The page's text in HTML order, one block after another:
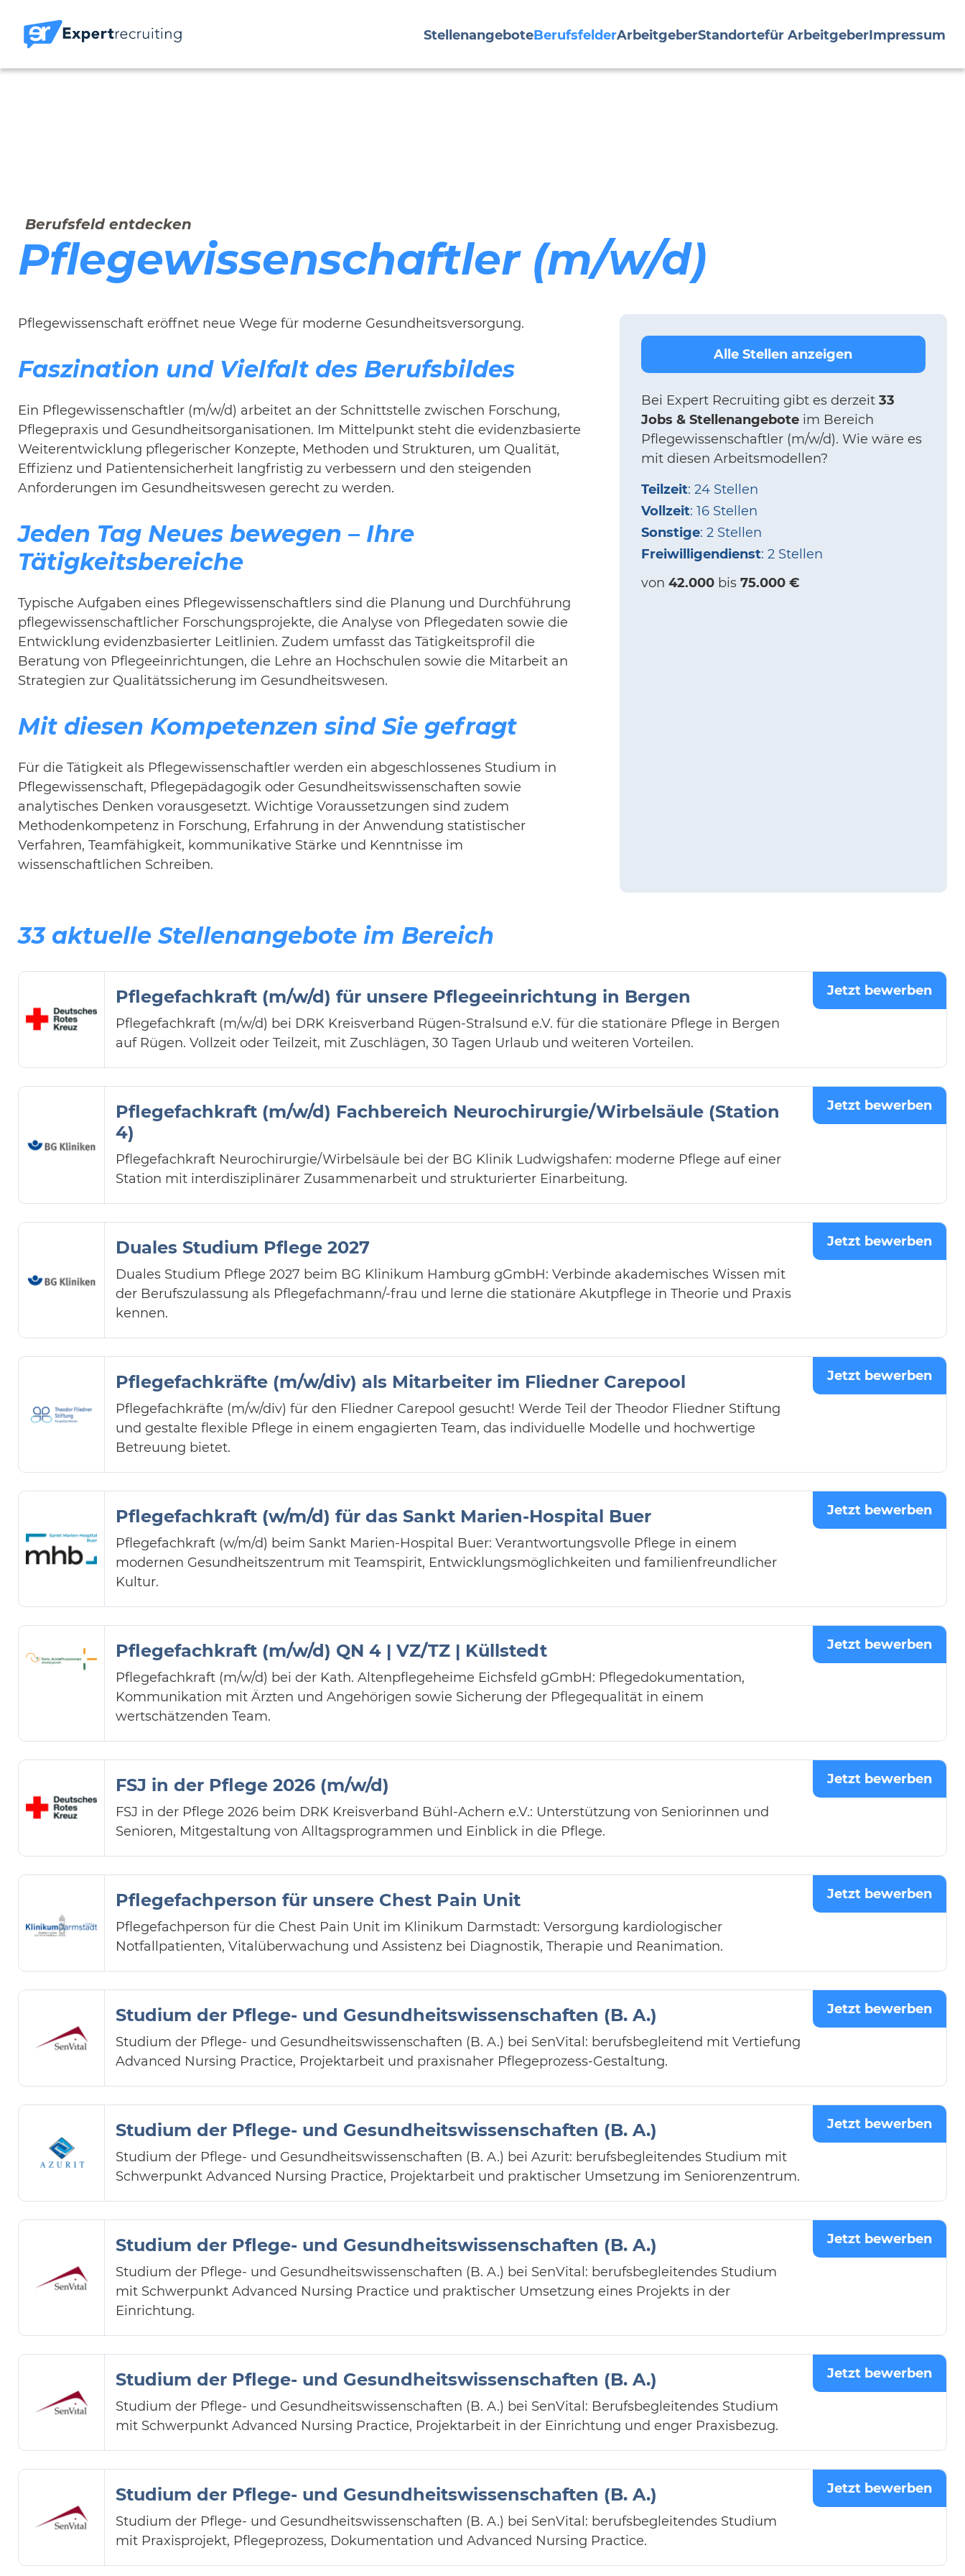
StellenangeboteBerufsfelderArbeitgeberStandortefür ArbeitgeberImpressum
Berufsfeld entdecken
Pflegewissenschaftler (m/w/d)
Pflegewissenschaft eröffnet neue Wege für moderne Gesundheitsversorgung.
Faszination und Vielfalt des Berufsbildes
Ein Pflegewissenschaftler (m/w/d) arbeitet an der Schnittstelle zwischen Forschung,
Pflegepraxis und Gesundheitsorganisationen. Im Mittelpunkt steht die evidenzbasierte
Weiterentwicklung pflegerischer Konzepte, Methoden und Strukturen, um Qualität,
Effizienz und Patientensicherheit langfristig zu verbessern und den steigenden
Anforderungen im Gesundheitswesen gerecht zu werden.
Jeden Tag Neues bewegen – Ihre
Tätigkeitsbereiche
Typische Aufgaben eines Pflegewissenschaftlers sind die Planung und Durchführung
pflegewissenschaftlicher Forschungsprojekte, die Analyse von Pflegedaten sowie die
Entwicklung evidenzbasierter Leitlinien. Zudem umfasst das Tätigkeitsprofil die
Beratung von Pflegeeinrichtungen, die Lehre an Hochschulen sowie die Mitarbeit an
Strategien zur Qualitätssicherung im Gesundheitswesen.
Mit diesen Kompetenzen sind Sie gefragt
Für die Tätigkeit als Pflegewissenschaftler werden ein abgeschlossenes Studium in
Pflegewissenschaft, Pflegepädagogik oder Gesundheitswissenschaften sowie
analytisches Denken vorausgesetzt. Wichtige Voraussetzungen sind zudem
Methodenkompetenz in Forschung, Erfahrung in der Anwendung statistischer
Verfahren, Teamfähigkeit, kommunikative Stärke und Kenntnisse im
wissenschaftlichen Schreiben.
Alle Stellen anzeigen
Bei Expert Recruiting gibt es derzeit 33
Jobs & Stellenangeboteim Bereich
Pflegewissenschaftler (m/w/d). Wie wäre es
mit diesen Arbeitsmodellen?
Teilzeit: 24 Stellen
Vollzeit: 16 Stellen
Sonstige: 2 Stellen
Freiwilligendienst: 2 Stellen
von 42.000bis 75.000 €
33 aktuelle Stellenangebote im Bereich
Pflegefachkraft (m/w/d) für unsere Pflegeeinrichtung in Bergen
Pflegefachkraft (m/w/d) bei DRK Kreisverband Rügen-Stralsund e.V. für die stationäre Pflege in Bergen
auf Rügen. Vollzeit oder Teilzeit, mit Zuschlägen, 30 Tagen Urlaub und weiteren Vorteilen.
Jetzt bewerben
Pflegefachkraft (m/w/d) Fachbereich Neurochirurgie/Wirbelsäule (Station
4)
Pflegefachkraft Neurochirurgie/Wirbelsäule bei der BG Klinik Ludwigshafen: moderne Pflege auf einer
Station mit interdisziplinärer Zusammenarbeit und strukturierter Einarbeitung.
Jetzt bewerben
Duales Studium Pflege 2027
Duales Studium Pflege 2027 beim BG Klinikum Hamburg gGmbH: Verbinde akademisches Wissen mit
der Berufszulassung als Pflegefachmann/-frau und lerne die stationäre Akutpflege in Theorie und Praxis
kennen.
Jetzt bewerben
Pflegefachkräfte (m/w/div) als Mitarbeiter im Fliedner Carepool
Pflegefachkräfte (m/w/div) für den Fliedner Carepool gesucht! Werde Teil der Theodor Fliedner Stiftung
und gestalte flexible Pflege in einem engagierten Team, das individuelle Modelle und hochwertige
Betreuung bietet.
Jetzt bewerben
Pflegefachkraft (w/m/d) für das Sankt Marien-Hospital Buer
Pflegefachkraft (w/m/d) beim Sankt Marien-Hospital Buer: Verantwortungsvolle Pflege in einem
modernen Gesundheitszentrum mit Teamspirit, Entwicklungsmöglichkeiten und familienfreundlicher
Kultur.
Jetzt bewerben
Pflegefachkraft (m/w/d) QN 4 | VZ/TZ | Küllstedt
Pflegefachkraft (m/w/d) bei der Kath. Altenpflegeheime Eichsfeld gGmbH: Pflegedokumentation,
Kommunikation mit Ärzten und Angehörigen sowie Sicherung der Pflegequalität in einem
wertschätzenden Team.
Jetzt bewerben
FSJ in der Pflege 2026 (m/w/d)
FSJ in der Pflege 2026 beim DRK Kreisverband Bühl-Achern e.V.: Unterstützung von Seniorinnen und
Senioren, Mitgestaltung von Alltagsprogrammen und Einblick in die Pflege.
Jetzt bewerben
Pflegefachperson für unsere Chest Pain Unit
Pflegefachperson für die Chest Pain Unit im Klinikum Darmstadt: Versorgung kardiologischer
Notfallpatienten, Vitalüberwachung und Assistenz bei Diagnostik, Therapie und Reanimation.
Jetzt bewerben
Studium der Pflege- und Gesundheitswissenschaften (B. A.)
Studium der Pflege- und Gesundheitswissenschaften (B. A.) bei SenVital: berufsbegleitend mit Vertiefung
Advanced Nursing Practice, Projektarbeit und praxisnaher Pflegeprozess-Gestaltung.
Jetzt bewerben
Studium der Pflege- und Gesundheitswissenschaften (B. A.)
Studium der Pflege- und Gesundheitswissenschaften (B. A.) bei Azurit: berufsbegleitendes Studium mit
Schwerpunkt Advanced Nursing Practice, Projektarbeit und praktischer Umsetzung im Seniorenzentrum.
Jetzt bewerben
Studium der Pflege- und Gesundheitswissenschaften (B. A.)
Studium der Pflege- und Gesundheitswissenschaften (B. A.) bei SenVital: berufsbegleitendes Studium
mit Schwerpunkt Advanced Nursing Practice und praktischer Umsetzung eines Projekts in der
Einrichtung.
Jetzt bewerben
Studium der Pflege- und Gesundheitswissenschaften (B. A.)
Studium der Pflege- und Gesundheitswissenschaften (B. A.) bei SenVital: Berufsbegleitendes Studium
mit Schwerpunkt Advanced Nursing Practice, Projektarbeit in der Einrichtung und enger Praxisbezug.
Jetzt bewerben
Studium der Pflege- und Gesundheitswissenschaften (B. A.)
Studium der Pflege- und Gesundheitswissenschaften (B. A.) bei SenVital: berufsbegleitendes Studium
mit Praxisprojekt, Pflegeprozess, Dokumentation und Advanced Nursing Practice.
Jetzt bewerben